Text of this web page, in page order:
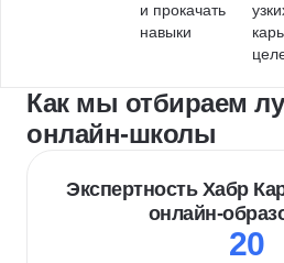
и прокачать
навыки
Как мы отбираем
онлайн-школы
Экспертность Хабр
онлайн-
20